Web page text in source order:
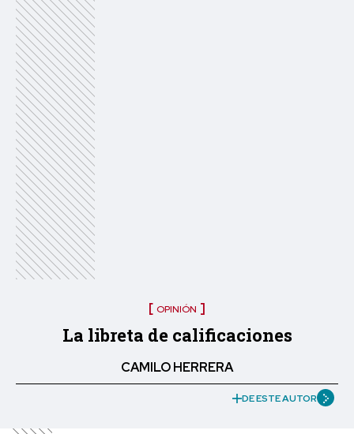
OPINIÓN
La libreta de calificaciones
CAMILO HERRERA
DE ESTE AUTOR